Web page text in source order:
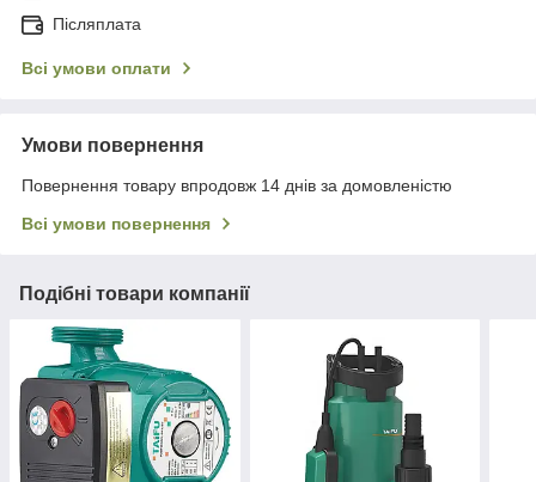
Післяплата
Всі умови оплати
Умови повернення
Повернення товару впродовж 14 днів за домовленістю
Всі умови повернення
Подібні товари компанії